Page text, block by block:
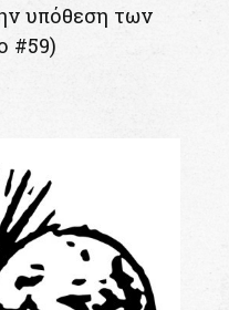
υπόθεση των
#59)